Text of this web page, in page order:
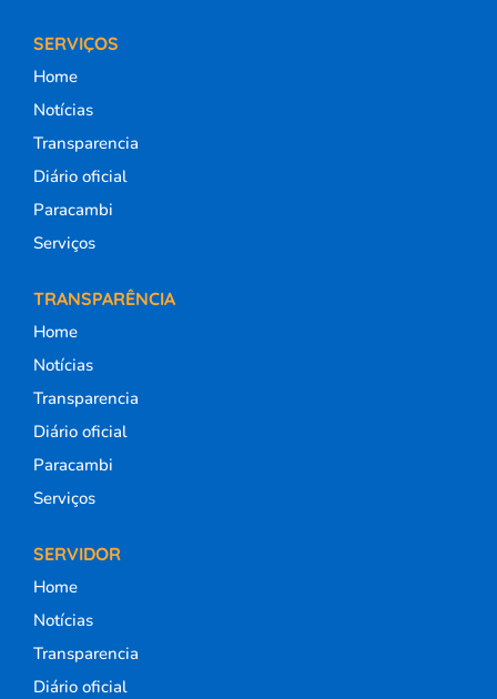
SERVIÇOS
Home
Notícias
Transparencia
Diário oficial
Paracambi
Serviços
TRANSPARÊNCIA
Home
Notícias
Transparencia
Diário oficial
Paracambi
Serviços
SERVIDOR
Home
Notícias
Transparencia
Diário oficial